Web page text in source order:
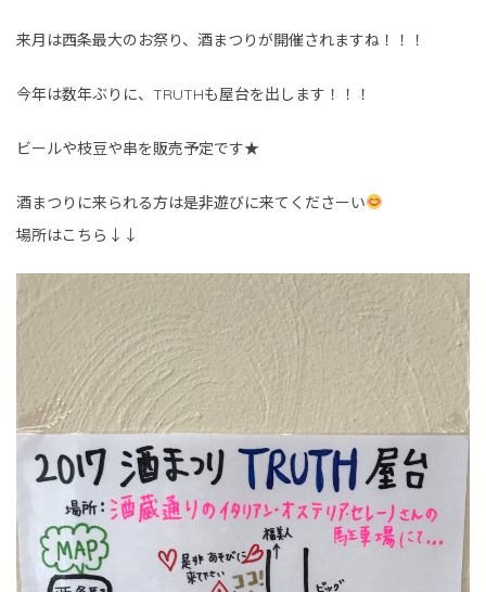
来月は西条最大のお祭り、酒まつりが開催されますね！！！
今年は数年ぶりに、TRUTHも屋台を出します！！！
ビールや枝豆や串を販売予定です★
酒まつりに来られる方は是非遊びに来てくださーい
場所はこちら↓↓